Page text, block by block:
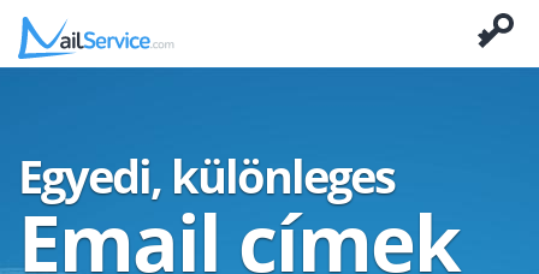
Egyedi, különleges
Email címek